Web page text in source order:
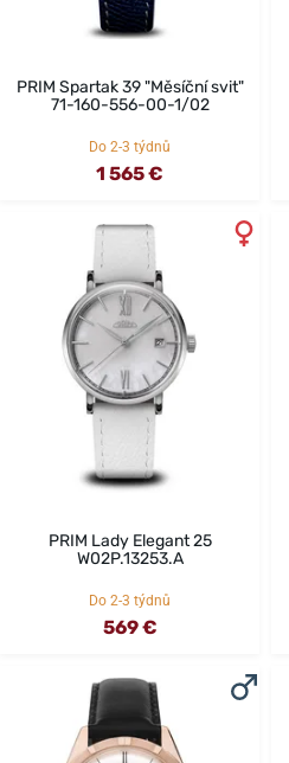
PRIM Spartak 39 "Měsíční svit"
71-160-556-00-1/02
Do 2-3 týdnů
1 565 €
PRIM Lady Elegant 25
W02P.13253.A
Do 2-3 týdnů
569 €